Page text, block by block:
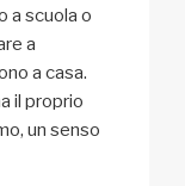
a scuola o
a
a casa.
il proprio
un senso